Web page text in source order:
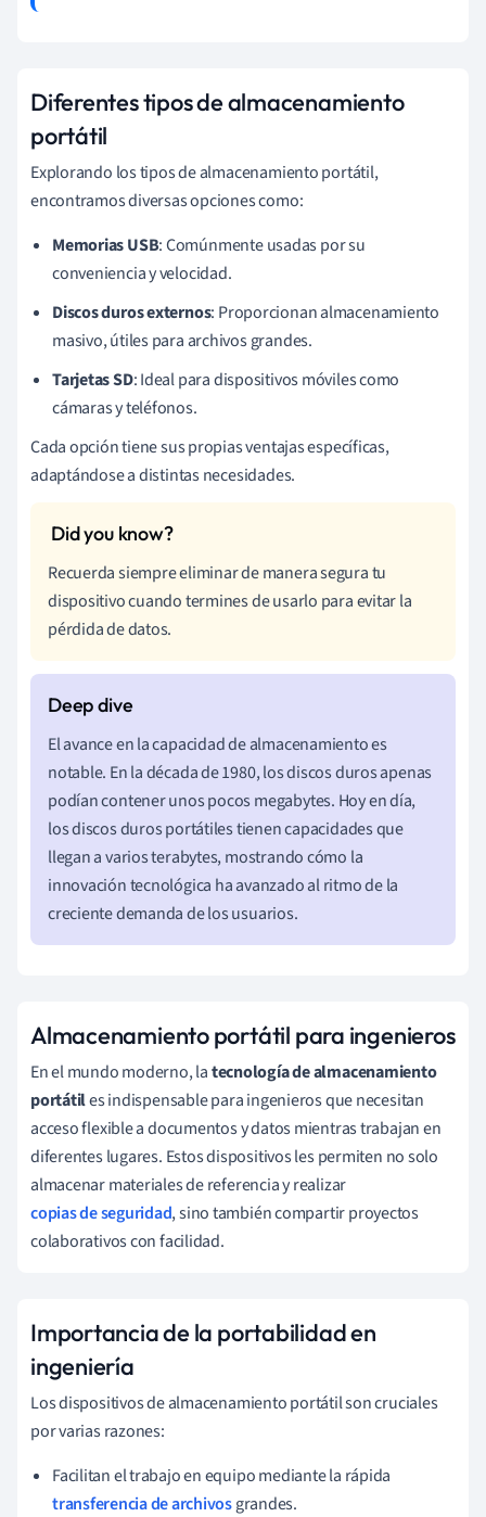
Diferentes tipos de almacenamiento
portátil
Explorando los tipos de almacenamiento portátil,
encontramos diversas opciones como:
Memorias USB: Comúnmente usadas por su
conveniencia y velocidad.
Discos duros externos: Proporcionan almacenamiento
masivo, útiles para archivos grandes.
Tarjetas SD: Ideal para dispositivos móviles como
cámaras y teléfonos.
Cada opción tiene sus propias ventajas específicas,
adaptándose a distintas necesidades.
Recuerda siempre eliminar de manera segura tu
dispositivo cuando termines de usarlo para evitar la
pérdida de datos.
El avance en la capacidad de almacenamiento es
notable. En la década de 1980, los discos duros apenas
podían contener unos pocos megabytes. Hoy en día,
los discos duros portátiles tienen capacidades que
llegan a varios terabytes, mostrando cómo la
innovación tecnológica ha avanzado al ritmo de la
creciente demanda de los usuarios.
Almacenamiento portátil para ingenieros
En el mundo moderno, latecnología de almacenamiento
portátiles indispensable para ingenieros que necesitan
acceso flexible a documentos y datos mientras trabajan en
diferentes lugares. Estos dispositivos les permiten no solo
almacenar materiales de referencia y realizar
copias de seguridad, sino también compartir proyectos
colaborativos con facilidad.
Importancia de la portabilidad en
ingeniería
Los dispositivos de almacenamiento portátil son cruciales
por varias razones:
Facilitan el trabajo en equipo mediante la rápida
transferencia de archivosgrandes.